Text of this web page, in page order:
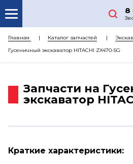
8
О НАС
КАТАЛОГ
Главная Каталог запчастей
Гусеничный экскаватор HITACHI ZX470-5G
Запчасти на
экскаватор
Краткие характеристики: